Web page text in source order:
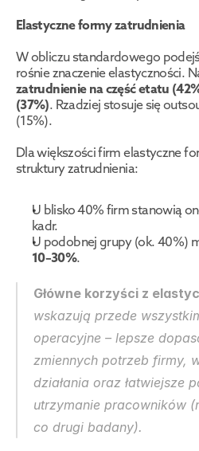
Elastyczne formy zatrudnienia
W obliczu standardowego
zatrudnienie na część etatu
(37%). Rzadziej stosuje się
(15%).
Dla większości firm elastyczne
struktury zatrudnienia:
U blisko 40% firm stanowią
kadr.
10–30%.
Główne korzyści z
wskazują przede
operacyjne – lepsze
zmiennych potrzeb firmy,
działania oraz łatwiejsze
utrzymanie pracowników
co drugi badany).